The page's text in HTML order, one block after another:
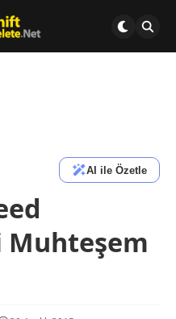
AI ile Özetle